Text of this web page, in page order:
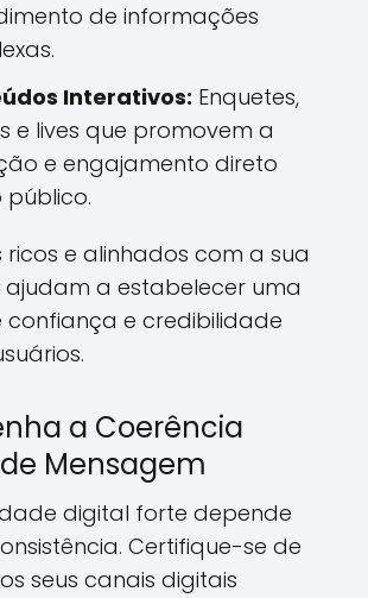
de informações
Interativos: Enquetes,
e lives que promovem a
e engajamento direto
e alinhados com a sua
a estabelecer uma
e credibilidade
a Coerência
Mensagem
digital forte depende
Certifique-se de
seus canais digitais